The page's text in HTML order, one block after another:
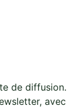
de diffusion.
avec